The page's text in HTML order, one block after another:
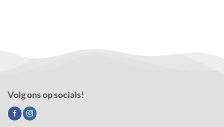
Volg ons op socials!